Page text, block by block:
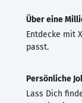
Über eine
Entdecke mit
passt.
Persönliche
Lass Dich